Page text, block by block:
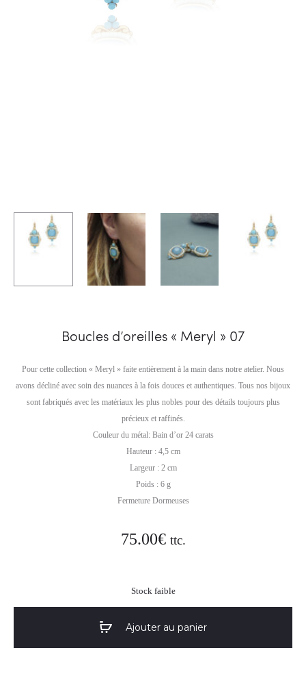
Boucles d’oreilles « Meryl » 07
Pour cette collection « Meryl » faite entièrement à la main dans notre atelier. Nous
avons décliné avec soin des nuances à la fois douces et authentiques. Tous nos bijoux
sont fabriqués avec les matériaux les plus nobles pour des détails toujours plus
précieux et raffinés.
Couleur du métal: Bain d’or 24 carats
Hauteur : 4,5 cm
Largeur : 2 cm
Poids : 6 g
Fermeture Dormeuses
75.00€ ttc.
Stock faible
Ajouter au panier